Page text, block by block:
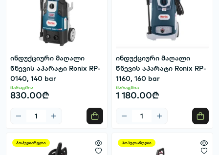
ინდუქციური მაღალი
წნევის აპარატი Ronix RP-
0140, 140 bar
მარაგშია
830.00₾
ინდუქციური მაღალი
წნევის აპარატი Ronix RP-
1160, 160 bar
მარაგშია
1 180.00₾
პოპულარული პოპულარული